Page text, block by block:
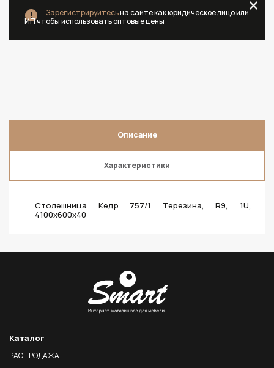
Зарегистрируйтесьна сайте как юридическое лицо или
ИП чтобы использовать оптовые цены
Описание
Характеристики
Столешница Кедр 757/1 Терезина, R9, 1U,
4100х600х40
Каталог
РАСПРОДАЖА